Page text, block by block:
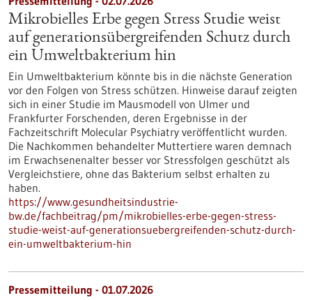
Mikrobielles Erbe gegen Stress Studie weist
auf generationsübergreifenden Schutz durch
ein Umweltbakterium hin
Ein Umweltbakterium könnte bis in die nächste Generation
vor den Folgen von Stress schützen. Hinweise darauf zeigten
sich in einer Studie im Mausmodell von Ulmer und
Frankfurter Forschenden, deren Ergebnisse in der
Fachzeitschrift Molecular Psychiatry veröffentlicht wurden.
Die Nachkommen behandelter Muttertiere waren demnach
im Erwachsenenalter besser vor Stressfolgen geschützt als
Vergleichstiere, ohne das Bakterium selbst erhalten zu
haben.
https://www.gesundheitsindustrie-
bw.de/fachbeitrag/pm/mikrobielles-erbe-gegen-stress-
studie-weist-auf-generationsuebergreifenden-schutz-durch-
ein-umweltbakterium-hin
Pressemitteilung - 01.07.2026